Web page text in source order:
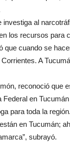
al
los recursos para
que cuando se
A
reconoció que
en
para toda la
en Tucumán;
subrayó.